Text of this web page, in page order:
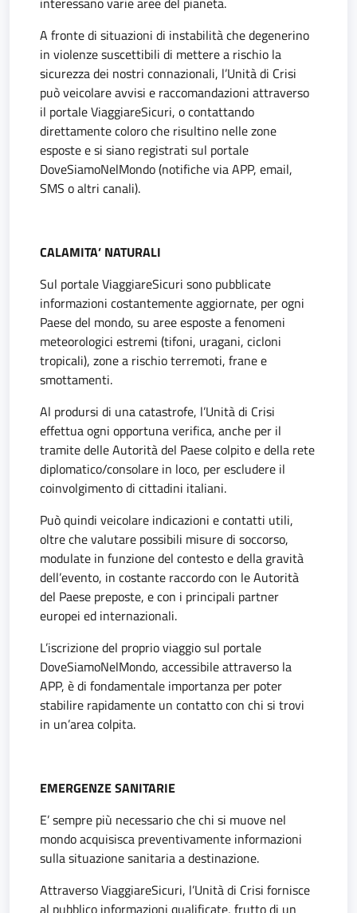
A fronte di situazioni di instabilità che degenerino
in violenze suscettibili di mettere a rischio la
sicurezza dei nostri connazionali, l’Unità di Crisi
può veicolare avvisi e raccomandazioni attraverso
il portale ViaggiareSicuri, o contattando
direttamente coloro che risultino nelle zone
esposte e si siano registrati sul portale
DoveSiamoNelMondo (notifiche via APP, email,
SMS o altri canali).
CALAMITA’ NATURALI
Sul portale ViaggiareSicuri sono pubblicate
informazioni costantemente aggiornate, per ogni
Paese del mondo, su aree esposte a fenomeni
meteorologici estremi (tifoni, uragani, cicloni
tropicali), zone a rischio terremoti, frane e
smottamenti.
Al prodursi di una catastrofe, l’Unità di Crisi
effettua ogni opportuna verifica, anche per il
tramite delle Autorità del Paese colpito e della rete
diplomatico/consolare in loco, per escludere il
coinvolgimento di cittadini italiani.
Può quindi veicolare indicazioni e contatti utili,
oltre che valutare possibili misure di soccorso,
modulate in funzione del contesto e della gravità
dell’evento, in costante raccordo con le Autorità
del Paese preposte, e con i principali partner
europei ed internazionali.
L’iscrizione del proprio viaggio sul portale
DoveSiamoNelMondo, accessibile attraverso la
APP, è di fondamentale importanza per poter
stabilire rapidamente un contatto con chi si trovi
in un’area colpita.
EMERGENZE SANITARIE
E’ sempre più necessario che chi si muove nel
mondo acquisisca preventivamente informazioni
sulla situazione sanitaria a destinazione.
Attraverso ViaggiareSicuri, l’Unità di Crisi fornisce
al pubblico informazioni qualificate, frutto di un